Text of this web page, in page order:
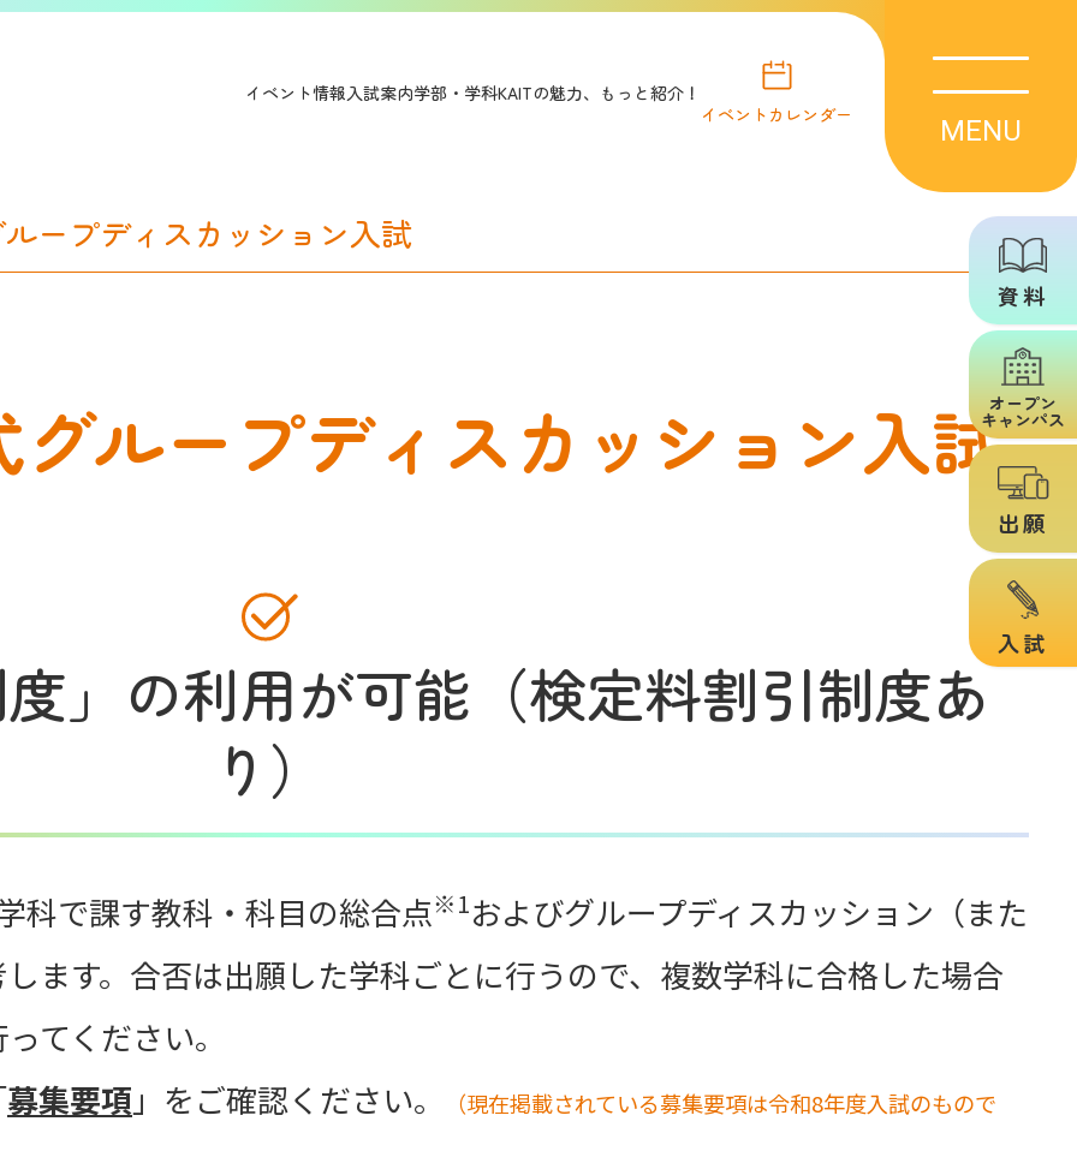
イベント情報入試案内学部・学科KAITの魅力、もっと紹介！
イベント カレンダー
MENU
資料請求 パンフレット
ープディスカッション入試
ループディスカッション入試
度」の利用が可能 （検定料割引制度あ
り）
科で課す教科・科目の総合点※1およびグループディスカッション（また
ます。合否は出願した学科ごとに行うので、複数学科に合格した場合
てください。
募集要項 」をご確認ください。
（現在掲載されている募集要項は令和8年度入試のもので
資料
オープン
キャンパス
出願
入試